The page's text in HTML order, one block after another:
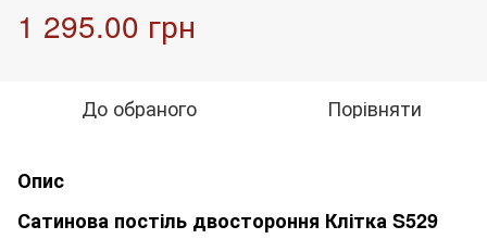
1 295.00 грн
До обраного Порівняти
Опис
Сатинова постіль двостороння Клітка S529